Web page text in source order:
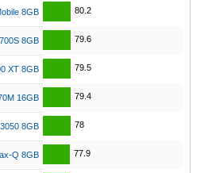
8GB 80.2
8GB 79.6
XT 8GB 79.5
16GB 79.4
8GB 78
Q 8GB 77.9